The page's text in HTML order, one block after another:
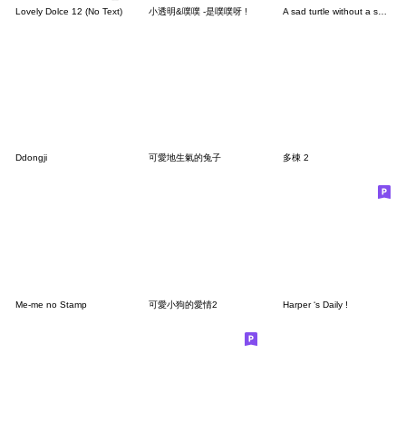
Lovely Dolce 12 (No Text) 小透明&噗噗 -是噗噗呀 ! A sad turtle without a shell
Ddongji 可愛地生氣的兔子 多棟 2
Me-me no Stamp 可愛小狗的愛情2 Harper ‘s Daily !